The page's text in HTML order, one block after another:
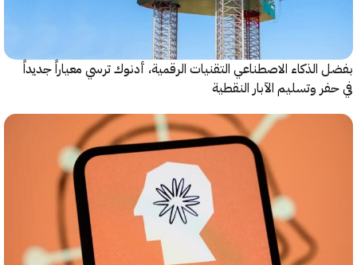
الاصطناعي التقنيات الرقمية، أدنوك ترسي معياراً جديداً
وتسليم الآبار النقطية